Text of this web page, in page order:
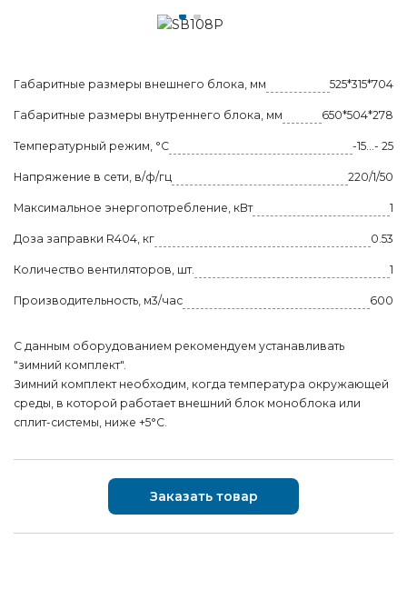
Габаритные размеры внешнего блока, мм 525*315*704
Габаритные размеры внутреннего блока, мм 650*504*278
Температурный режим, °С -15...- 25
Напряжение в сети, в/ф/гц 220/1/50
Maксимальное энергопотребление, кВт 1
Доза заправки R404, кг 0.53
Количество вентиляторов, шт. 1
Производительность, м3/час 600
С данным оборудованием рекомендуем устанавливать
"зимний комплект".
Зимний комплект необходим, когда температура окружающей
среды, в которой работает внешний блок моноблока или
сплит-системы, ниже +5°С.
Заказать товар